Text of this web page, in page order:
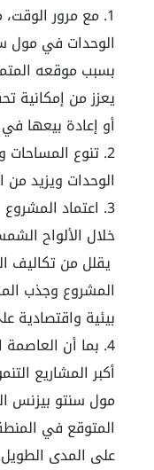
مع مرور
الوحدات في مول
بسبب موقعه
يعزز من إمكانية
أو إعادة بيعها
تنوع المساحات
الوحدات ويزيد من
اعتماد
خلال الألواح
يقلل من تكاليف
المشروع وجذب
بيئية واقتصادية
بما أن
أكبر المشاريع
مول سنتو بيزنس
المتوقع في
على المدى